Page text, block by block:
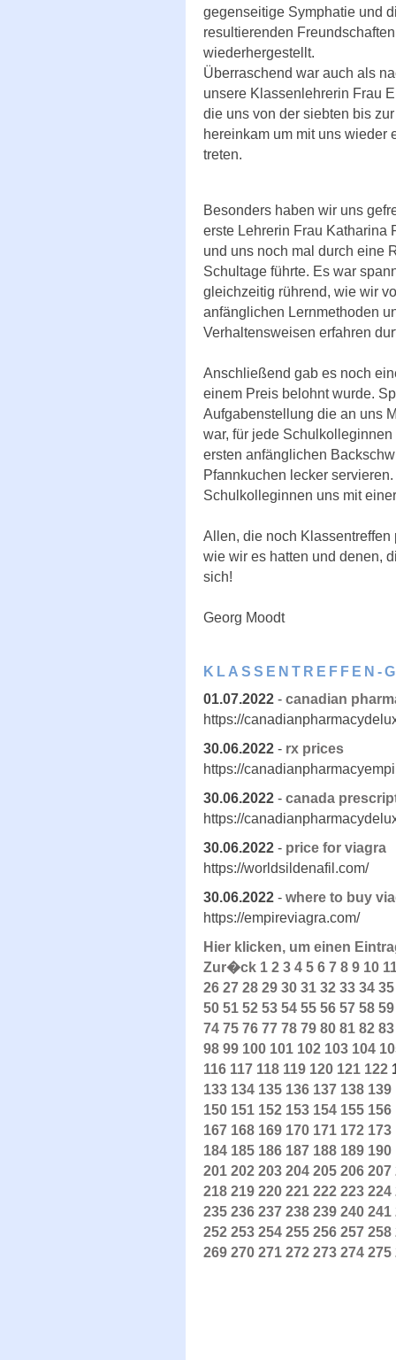
gegenseitige Symphatie und
resultierenden
wiederhergestellt.
Überraschend war auch als
unsere Klassenlehrerin Frau
die uns von der siebten bis
hereinkam um mit uns wieder
treten.
Besonders haben wir uns
erste Lehrerin Frau Katharina
und uns noch mal durch eine
Schultage führte. Es war
gleichzeitig rührend, wie wir
anfänglichen Lernmethoden
Verhaltensweisen erfahren
Anschließend gab es noch
einem Preis belohnt wurde.
Aufgabenstellung die an uns
war, für jede
ersten anfänglichen
Pfannkuchen lecker
Schulkolleginnen uns mit
Allen, die noch
wie wir es hatten und denen,
sich!
Georg Moodt
KLASSENTREFFEN-
01.07.2022 - canadian
https://
30.06.2022 - rx prices
https://
30.06.2022 - canada
https://
30.06.2022 - price for viagra
https://worldsildenafil.com/
30.06.2022 - where to buy
https://empireviagra.com/
Hier klicken, um einen
Zur�ck 1 2 3 4 5 6 7 8 9 10
26 27 28 29 30 31 32 33 34 35
50 51 52 53 54 55 56 57 58 59
74 75 76 77 78 79 80 81 82 83
98 99 100 101 102 103 104
116 117 118 119 120 121 122
133 134 135 136 137 138 139
150 151 152 153 154 155 156
167 168 169 170 171 172 173
184 185 186 187 188 189 190
201 202 203 204 205 206 207
218 219 220 221 222 223 224
235 236 237 238 239 240 241
252 253 254 255 256 257 258
269 270 271 272 273 274 275